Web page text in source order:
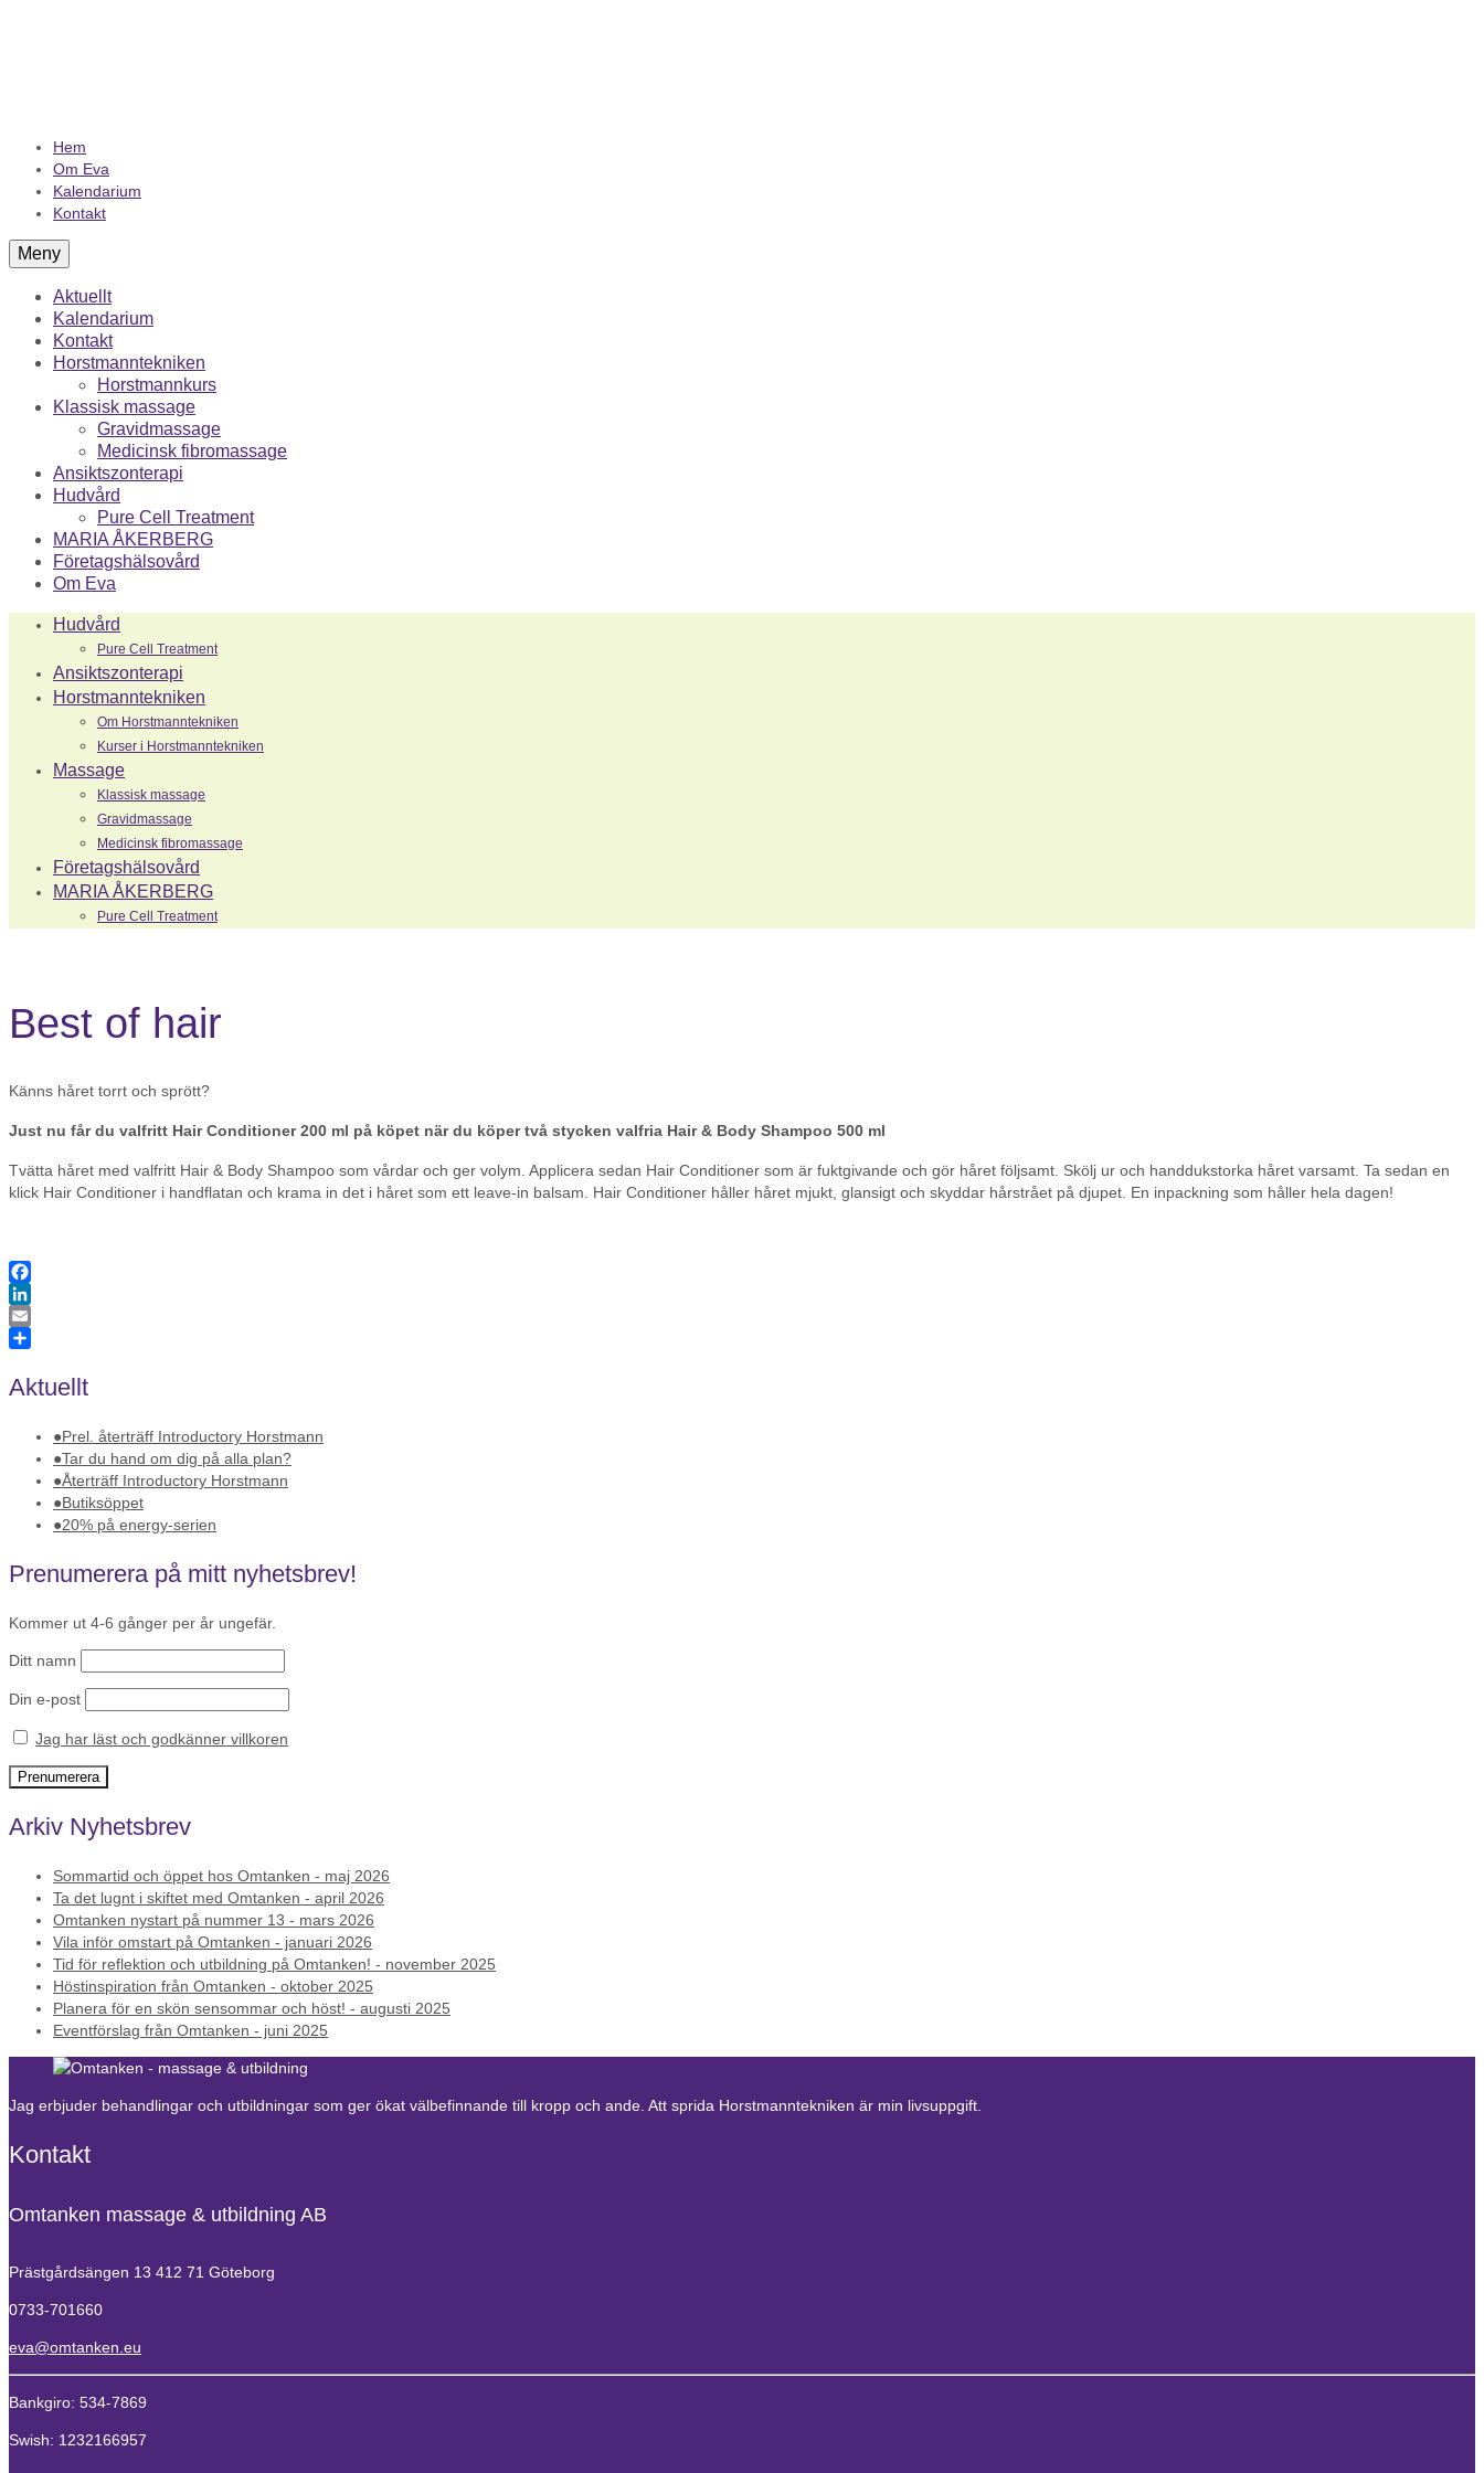
Hem
Om Eva
Kalendarium
Kontakt
Meny
Aktuellt
Kalendarium
Kontakt
Horstmanntekniken
Horstmannkurs
Klassisk massage
Gravidmassage
Medicinsk fibromassage
Ansiktszonterapi
Hudvård
Pure Cell Treatment
MARIA ÅKERBERG
Företagshälsovård
Om Eva
Hudvård
Pure Cell Treatment
Ansiktszonterapi
Horstmanntekniken
Om Horstmanntekniken
Kurser i Horstmanntekniken
Massage
Klassisk massage
Gravidmassage
Medicinsk fibromassage
Företagshälsovård
MARIA ÅKERBERG
Pure Cell Treatment
Best of hair
Känns håret torrt och sprött?
Just nu får du valfritt Hair Conditioner 200 ml på köpet när du köper två stycken valfria Hair & Body Shampoo 500 ml
Tvätta håret med valfritt Hair & Body Shampoo som vårdar och ger volym. Applicera sedan Hair Conditioner som är fuktgivande och gör håret följsamt. Skölj ur och handdukstorka håret varsamt. Ta sedan en
klick Hair Conditioner i handflatan och krama in det i håret som ett leave-in balsam. Hair Conditioner håller håret mjukt, glansigt och skyddar hårstrået på djupet. En inpackning som håller hela dagen!
Facebook
LinkedIn
Email
Aktuellt
Prel. återträff Introductory Horstmann
Tar du hand om dig på alla plan?
Återträff Introductory Horstmann
Butiksöppet
20% på energy-serien
Prenumerera på mitt nyhetsbrev!
Kommer ut 4-6 gånger per år ungefär.
Ditt namn
Din e-post
Jag har läst och godkänner villkoren
Arkiv Nyhetsbrev
Sommartid och öppet hos Omtanken - maj 2026
Ta det lugnt i skiftet med Omtanken - april 2026
Omtanken nystart på nummer 13 - mars 2026
Vila inför omstart på Omtanken - januari 2026
Tid för reflektion och utbildning på Omtanken! - november 2025
Höstinspiration från Omtanken - oktober 2025
Planera för en skön sensommar och höst! - augusti 2025
Eventförslag från Omtanken - juni 2025
Jag erbjuder behandlingar och utbildningar som ger ökat välbefinnande till kropp och ande. Att sprida Horstmanntekniken är min livsuppgift.
Kontakt
Omtanken massage & utbildning AB
Prästgårdsängen 13 412 71 Göteborg
0733-701660
eva@omtanken.eu
Bankgiro: 534-7869
Swish: 1232166957